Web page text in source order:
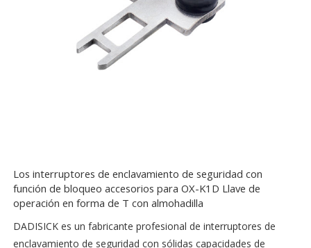
Los interruptores de enclavamiento de seguridad con
función de bloqueo accesorios para OX-K1D Llave de
operación en forma de T con almohadilla
DADISICK es un fabricante profesional de interruptores de
enclavamiento de seguridad con sólidas capacidades de